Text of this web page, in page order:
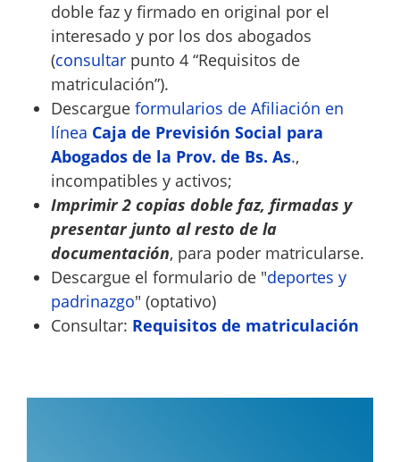
doble faz y firmado en original por el
interesado y por los dos abogados
(consultar punto 4 “Requisitos de
matriculación”).
Descargue formularios de Afiliación en
línea Caja de Previsión Social para
Abogados de la Prov. de Bs. As.,
incompatibles y activos;
Imprimir 2 copias doble faz, firmadas y
presentar junto al resto de la
documentación, para poder matricularse.
Descargue el formulario de "deportes y
padrinazgo" (optativo)
Consultar: Requisitos de matriculación